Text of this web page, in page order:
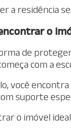
a residência
o
de
com a
você
suporte
o imóvel